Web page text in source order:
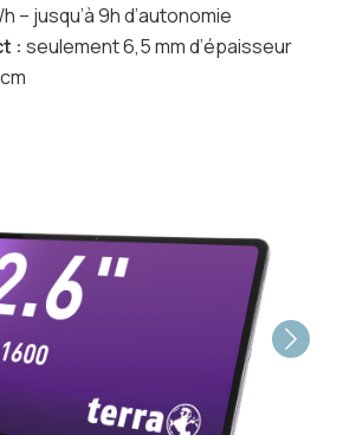
– jusqu’à 9h d’autonomie
: seulement 6,5 mm d’épaisseur
Next